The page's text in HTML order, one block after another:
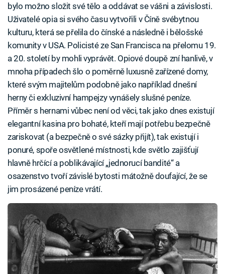
bylo možno složit své tělo a oddávat se vášni a závislosti.
Uživatelé opia si svého času vytvořili v Číně svébytnou
kulturu, která se přelila do čínské a následně i bělošské
komunity v USA. Policisté ze San Francisca na přelomu 19.
a 20. století by mohli vyprávět. Opiové doupě zní hanlivě, v
mnoha případech šlo o poměrně luxusně zařízené domy,
které svým majitelům podobně jako například dnešní
herny či exkluzivní hampejzy vynášely slušné peníze.
Příměr s hernami vůbec není od věci, tak jako dnes existují
elegantní kasina pro bohaté, kteří mají potřebu bezpečně
zariskovat (a bezpečně o své sázky přijít), tak existují i
ponuré, spoře osvětlené místnosti, kde světlo zajišťují
hlavně hrčící a poblikávající „jednorucí bandité“ a
osazenstvo tvoří závislé bytosti mátožně doufající, že se
jim prosázené peníze vrátí.